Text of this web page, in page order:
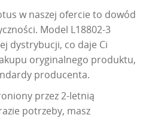
w naszej ofercie to dowód
Model L18802-3
dystrybucji, co daje Ci
oryginalnego produktu,
producenta.
przez 2-letnią
potrzeby, masz